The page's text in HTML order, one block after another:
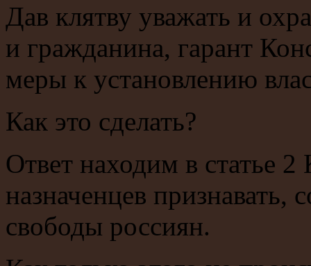
Дав клятву уважать и
и гражданина, гарант
меры к установлению
Как это сделать?
Ответ находим в статье
назначенцев признавать,
свободы россиян.